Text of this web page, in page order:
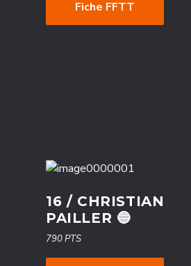
Fiche FFTT
16 / CHRISTIAN
PAILLER 🔵
790 PTS